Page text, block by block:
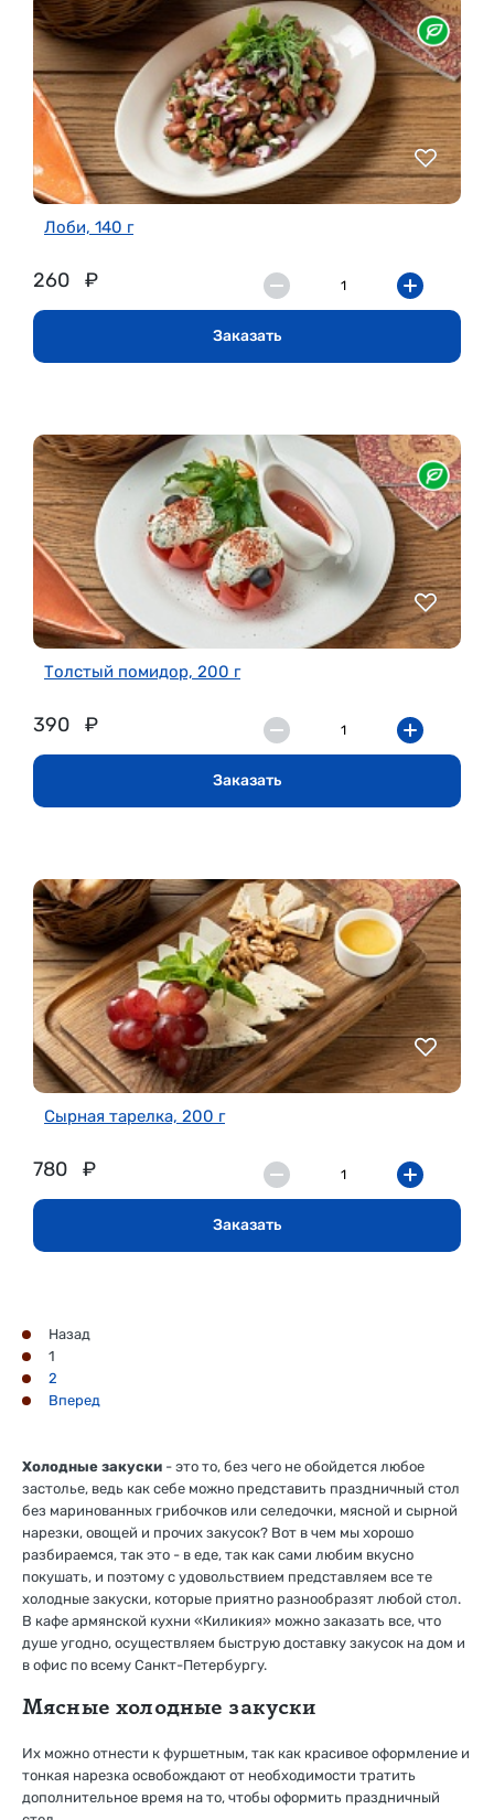
Лоби, 140 г
260 ₽
Заказать
Толстый помидор, 200 г
390 ₽
Заказать
Сырная тарелка, 200 г
780 ₽
Заказать
Назад
1
2
Вперед
Холодные закуски - это то, без чего не обойдется любое
застолье, ведь как себе можно представить праздничный стол
без маринованных грибочков или селедочки, мясной и сырной
нарезки, овощей и прочих закусок? Вот в чем мы хорошо
разбираемся, так это - в еде, так как сами любим вкусно
покушать, и поэтому с удовольствием представляем все те
холодные закуски, которые приятно разнообразят любой стол.
В кафе армянской кухни «Киликия» можно заказать все, что
душе угодно, осуществляем быструю доставку закусок на дом и
в офис по всему Санкт-Петербургу.
Мясные холодные закуски
Их можно отнести к фуршетным, так как красивое оформление и
тонкая нарезка освобождают от необходимости тратить
дополнительное время на то, чтобы оформить праздничный